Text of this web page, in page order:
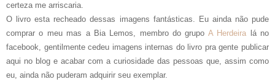
certeza me arriscaria.
O livro esta recheado dessas imagens fantásticas. Eu ainda não pude
comprar o meu mas a Bia Lemos, membro do grupo A Herdeira lá no
facebook, gentilmente cedeu imagens internas do livro pra gente publicar
aqui no blog e acabar com a curiosidade das pessoas que, assim como
eu, ainda não puderam adquirir seu exemplar.